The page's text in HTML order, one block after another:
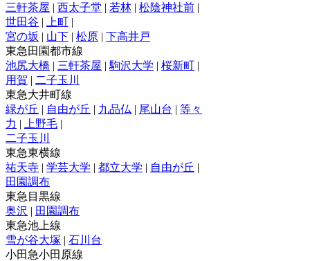
三軒茶屋 | 西太子堂 | 若林 | 松陰神社前 |
世田谷 | 上町 |
宮の坂 | 山下 | 松原 | 下高井戸
東急田園都市線
池尻大橋 | 三軒茶屋 | 駒沢大学 | 桜新町 |
用賀 | 二子玉川
東急大井町線
緑が丘 | 自由が丘 | 九品仏 | 尾山台 | 等々
力 | 上野毛 |
二子玉川
東急東横線
祐天寺 | 学芸大学 | 都立大学 | 自由が丘 |
田園調布
東急目黒線
奥沢 | 田園調布
東急池上線
雪が谷大塚 | 石川台
小田急小田原線